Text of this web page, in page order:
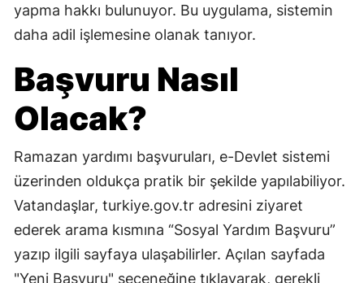
yapma hakkı bulunuyor. Bu uygulama, sistemin
daha adil işlemesine olanak tanıyor.
Başvuru Nasıl
Olacak?
Ramazan yardımı başvuruları, e-Devlet sistemi
üzerinden oldukça pratik bir şekilde yapılabiliyor.
Vatandaşlar, turkiye.gov.tr adresini ziyaret
ederek arama kısmına “Sosyal Yardım Başvuru”
yazıp ilgili sayfaya ulaşabilirler. Açılan sayfada
"Yeni Başvuru" seçeneğine tıklayarak, gerekli